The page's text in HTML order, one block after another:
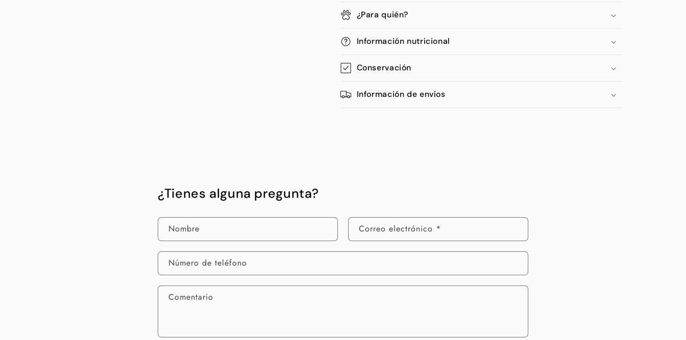
¿Para quién?
Información nutricional
Conservación
Información de envíos
¿Tienes alguna pregunta?
Nombre Correo electrónico *
Número de teléfono
Comentario